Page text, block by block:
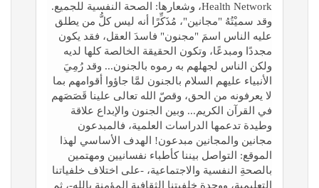
Health Network، وشعارها: الصحة النفسية للجميع.
وقد سميْتُهُ "مجانين"، مُذَكِّرًا أنه ليس كلُّ من يطلق
عليه الناس اسمَ "مجنون" فاسدَ العقل، فقد يكون
مجددًا ومبدعًا، وتكون الحقيقة الخالصة كلها لديه
ولكن الناس لجهلهم به رموه بالجنون... وقد رُمِيَ
الأنبياء عليهم السلام بالجنون لمَّا جاؤوا أقوامهم بما
لا يعرفونه من الحق، وقصّ الله تعالى علينا قَصَصَهم
في القرآن الكريم... وبين الجنون والإبداع علاقة
وطيدة تدعمها الدراسات العلمية، فالمبدعون
مجانين والمجانين مبدعون! الهدف الأساسي لهذا
الموقع: التواصل بيننا كأطباء نفسانيين ومهتمين
بالصحةِ النفسية والاجتماعية، -على اختلاف خلفياتنا
التعليمية، ووحدة خلفيتنا الثقافية المؤمنة بالله-، ثم